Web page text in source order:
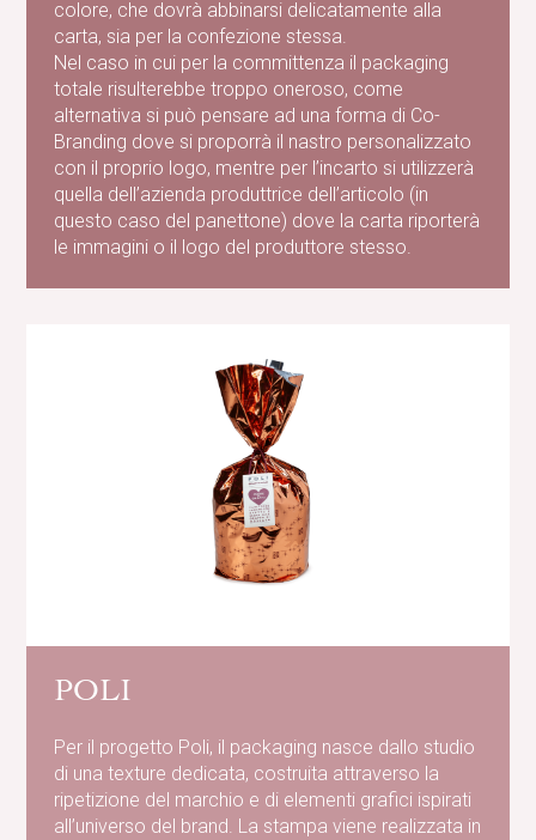
colore, che dovrà abbinarsi delicatamente alla
carta, sia per la confezione stessa.
Nel caso in cui per la committenza il packaging
totale risulterebbe troppo oneroso, come
alternativa si può pensare ad una forma di Co-
Branding dove si proporrà il nastro personalizzato
con il proprio logo, mentre per l’incarto si utilizzerà
quella dell’azienda produttrice dell’articolo (in
questo caso del panettone) dove la carta riporterà
le immagini o il logo del produttore stesso.
POLI
Per il progetto Poli, il packaging nasce dallo studio
di una texture dedicata, costruita attraverso la
ripetizione del marchio e di elementi grafici ispirati
all’universo del brand. La stampa viene realizzata in